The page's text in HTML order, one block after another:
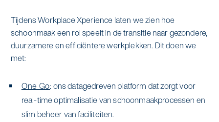
Tijdens Workplace Xperience laten we zien hoe
schoonmaak een rol speelt in de transitie naar gezondere,
duurzamere en efficiëntere werkplekken. Dit doen we
met:
One Go: ons datagedreven platform dat zorgt voor
real-time optimalisatie van schoonmaakprocessen en
slim beheer van faciliteiten.